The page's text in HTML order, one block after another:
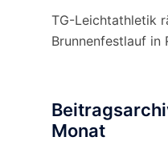
TG-Leichtathletik
Brunnenfestlauf in
Monat